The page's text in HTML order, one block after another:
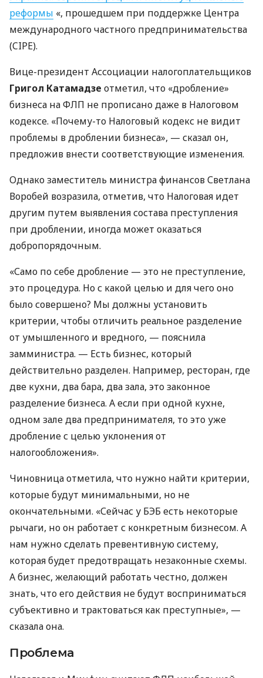
реформы «, прошедшем при поддержке Центра
международного частного предпринимательства
(CIPE).
Вице-президент Ассоциации налогоплательщиков
Григол Катамадзе отметил, что «дробление»
бизнеса на ФЛП не прописано даже в Налоговом
кодексе. «Почему-то Налоговый кодекс не видит
проблемы в дроблении бизнеса», — сказал он,
предложив внести соответствующие изменения.
Однако заместитель министра финансов Светлана
Воробей возразила, отметив, что Налоговая идет
другим путем выявления состава преступления
при дроблении, иногда может оказаться
добропорядочным.
«Само по себе дробление — это не преступление,
это процедура. Но с какой целью и для чего оно
было совершено? Мы должны установить
критерии, чтобы отличить реальное разделение
от умышленного и вредного, — пояснила
замминистра. — Есть бизнес, который
действительно разделен. Например, ресторан, где
две кухни, два бара, два зала, это законное
разделение бизнеса. А если при одной кухне,
одном зале два предпринимателя, то это уже
дробление с целью уклонения от
налогообложения».
Чиновница отметила, что нужно найти критерии,
которые будут минимальными, но не
окончательными. «Сейчас у БЭБ есть некоторые
рычаги, но он работает с конкретным бизнесом. А
нам нужно сделать превентивную систему,
которая будет предотвращать незаконные схемы.
А бизнес, желающий работать честно, должен
знать, что его действия не будут восприниматься
субъективно и трактоваться как преступные», —
сказала она.
Проблема